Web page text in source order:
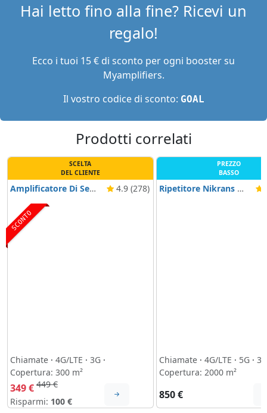
Hai letto fino alla fine? Ricevi un
regalo!
Ecco i tuoi 15 € di sconto per ogni booster su
Myamplifiers.
Il vostro codice di sconto: GOAL
Prodotti correlati
SCELTA
DEL CLIENTE
Amplificatore Di Segnale Nikrans LCD-300GD 4.9 (278)
SCONTO
Chiamate · 4G/LTE · 3G ·
Copertura: 300 m²
349 € 449 €
Risparmi: 100 €
PREZZO
BASSO
Ripetitore Nikrans NS-Smart-Boats
Chiamate · 4G/LTE · 5G ·
Copertura: 2000 m²
850 €